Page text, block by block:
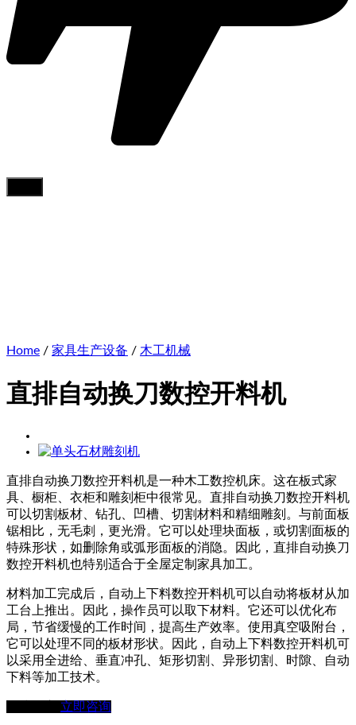
Home / 家具生产设备 / 木工机械
直排自动换刀数控开料机
直排自动换刀数控开料机是一种木工数控机床。这在板式家
具、橱柜、衣柜和雕刻柜中很常见。直排自动换刀数控开料机
可以切割板材、钻孔、凹槽、切割材料和精细雕刻。与前面板
锯相比，无毛刺，更光滑。它可以处理块面板，或切割面板的
特殊形状，如删除角或弧形面板的消隐。因此，直排自动换刀
数控开料机也特别适合于全屋定制家具加工。
材料加工完成后，自动上下料数控开料机可以自动将板材从加
工台上推出。因此，操作员可以取下材料。它还可以优化布
局，节省缓慢的工作时间，提高生产效率。使用真空吸附台，
它可以处理不同的板材形状。因此，自动上下料数控开料机可
以采用全进给、垂直冲孔、矩形切割、异形切割、时隙、自动
下料等加工技术。
立即咨询